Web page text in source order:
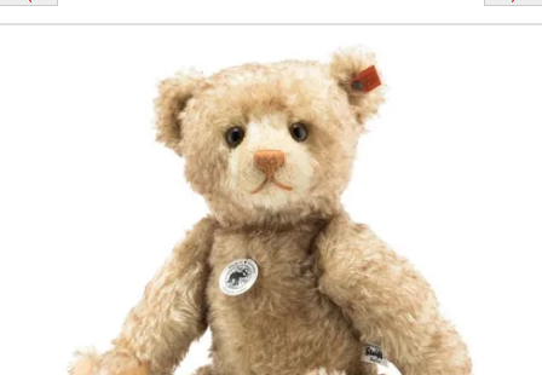
探してみてください。
シュタイフ社製品の実物を見ることはできますか？
当店はネット販売ですので実物をお見せすることが
海外からのお取り寄せと言うことですが、商品はきち
んと届きますか？
ご安心ください！商品は確実にお届けします。
「前に買ったことがあったお店でしたので」
千葉県 U・Y 様 （女性）
「ChatGPTを利用したところ「くまの小屋」さ
んを紹介され…」
埼玉県 S・W 様